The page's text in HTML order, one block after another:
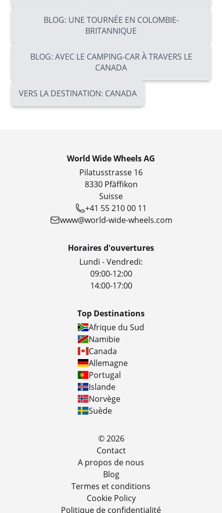
BLOG: UNE TOURNÉE EN COLOMBIE-
BRITANNIQUE
BLOG: AVEC LE CAMPING-CAR À TRAVERS LE
CANADA
VERS LA DESTINATION: CANADA
World Wide Wheels AG
Pilatusstrasse 16
8330 Pfäffikon
Suisse
+41 55 210 00 11
www@world-wide-wheels.com
Horaires d'ouvertures
Lundi - Vendredi:
09:00-12:00
14:00-17:00
Top Destinations
Afrique du Sud
Namibie
Canada
Allemagne
Portugal
Islande
Norvège
Suède
© 2026
Contact
A propos de nous
Blog
Termes et conditions
Cookie Policy
Politique de confidentialité